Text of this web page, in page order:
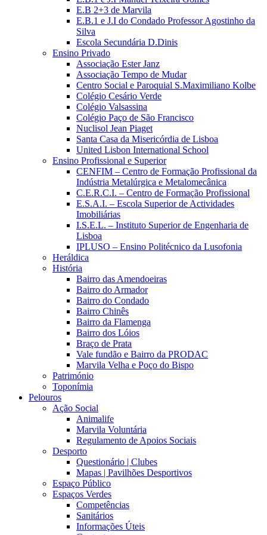
E.B 2+3 de Marvila
E.B.1 e J.I do Condado Professor Agostinho da
Silva
Escola Secundária D.Dinis
Ensino Privado
Associação Ester Janz
Associação Tempo de Mudar
Centro Social e Paroquial S.Maximiliano Kolbe
Colégio Cesário Verde
Colégio Valsassina
Colégio Paço de São Francisco
Nuclisol Jean Piaget
Santa Casa da Misericórdia de Lisboa
United Lisbon International School
Ensino Profissional e Superior
CENFIM – Centro de Formação Profissional da
Indústria Metalúrgica e Metalomecânica
C.E.R.C.I. – Centro de Formação Profissional
E.S.A.I. – Escola Superior de Actividades
Imobiliárias
I.S.E.L. – Instituto Superior de Engenharia de
Lisboa
IPLUSO – Ensino Politécnico da Lusofonia
Heráldica
História
Bairro das Amendoeiras
Bairro do Armador
Bairro do Condado
Bairro Chinês
Bairro da Flamenga
Bairro dos Lóios
Braço de Prata
Vale fundão e Bairro da PRODAC
Marvila Velha e Poço do Bispo
Património
Toponímia
Pelouros
Ação Social
Animalife
Marvila Voluntária
Regulamento de Apoios Sociais
Desporto
Questionário | Clubes
Mapas | Pavilhões Desportivos
Espaço Público
Espaços Verdes
Competências
Sanitários
Informações Úteis